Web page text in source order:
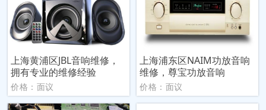
上海黄浦区JBL音响维修，
拥有专业的维修经验
价格：面议
上海浦东区NAIM功放音响
维修，尊宝功放音响
价格：面议